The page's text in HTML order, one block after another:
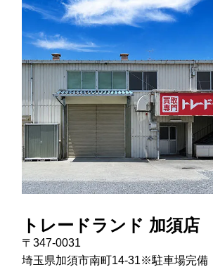
トレードランド 加須店
〒347-0031
埼玉県加須市南町14-31※駐車場完備